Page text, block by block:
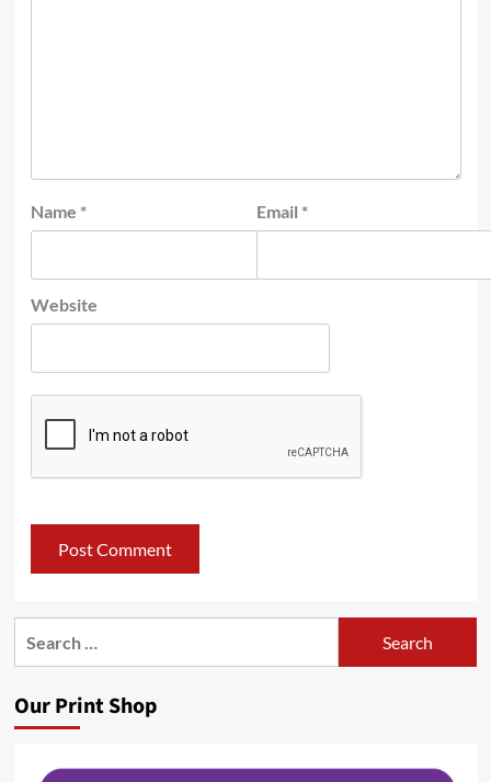
Name * Email *
Website
Our Print Shop